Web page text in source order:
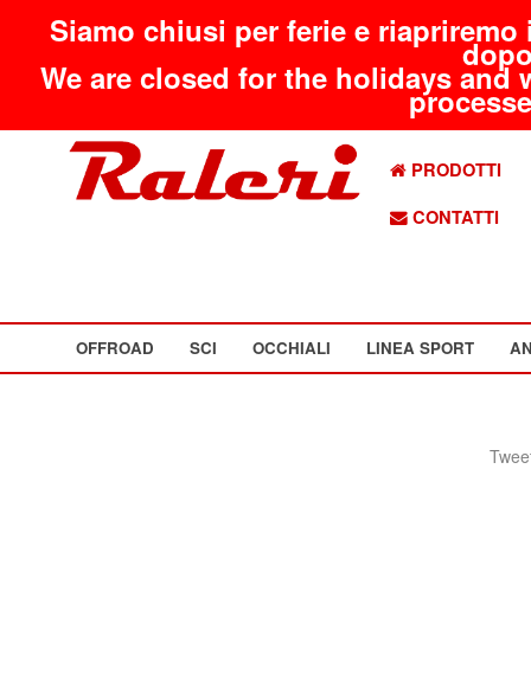
Siamo chiusi per ferie e
We are closed for the holidays
PRODOTTI
CONTATTI
OFFROAD SCI OCCHIALI LINEA SPORT